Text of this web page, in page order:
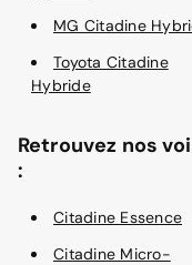
MG Citadine
Toyota Citadine
Hybride
Retrouvez nos
:
Citadine Essence
Citadine Micro-